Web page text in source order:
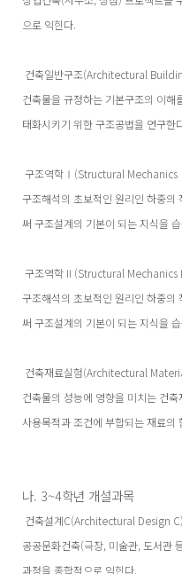
으로 익힌다.
건축일반구조(Architectural
건축물을 규정하는 기본구조의 이해
태화시키기 위한 구조공법을 연구한
구조역학Ⅰ(Structural
구조해석의 초보적인 원리인 하중의
써 구조설계의 기본이 되는 지식을
구조역학Ⅱ(Structural
구조해석의 초보적인 원리인 하중의
써 구조설계의 기본이 되는 지식을
건축재료실험(Architectural
건축물의 성능에 영향을 미치는 건
사용목적과 조건에 부합되는 재료의
나. 3~4학년 개설과목
건축설계C(Architectural Design
공공문화건축(극장, 미술관, 도서관
과정을 종합적으로 익힌다.